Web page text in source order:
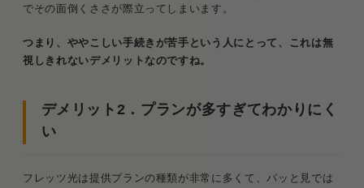
でその面倒くささが際立ってしまいます。
つまり、ややこしい手続きが苦手という人にとって、これは無
視しきれないデメリットなのですね。
デメリット2．プランが多すぎてわかりにく
い
フレッツ光は提供プランの種類が非常に多くて、パッと見では